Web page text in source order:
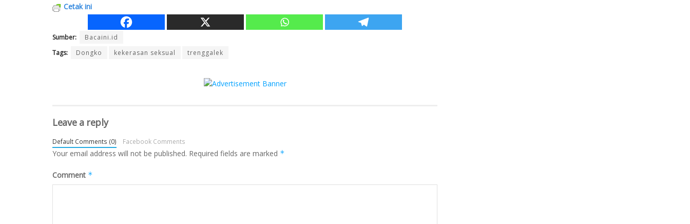
Cetak ini
Sumber:
Bacaini.id
Tags:
Dongko kekerasan seksual trenggalek
Leave a reply
Default Comments (0) Facebook Comments
Your email address will not be published. Required fields are marked *
Comment *